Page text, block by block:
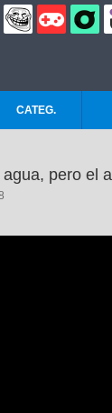
CATEG.
pero el